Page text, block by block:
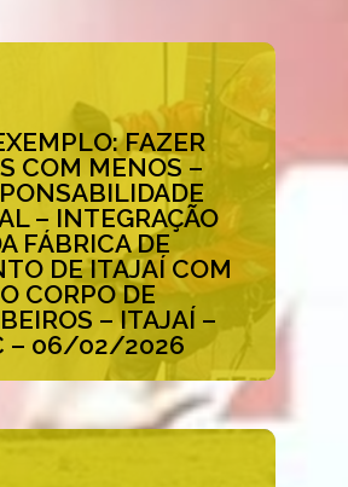
FAZER
COM MENOS –
– INTEGRAÇÃO
FÁBRICA DE
DE ITAJAÍ COM
O CORPO DE
– ITAJAÍ –
– 06/02/2026
Acessar ao Case